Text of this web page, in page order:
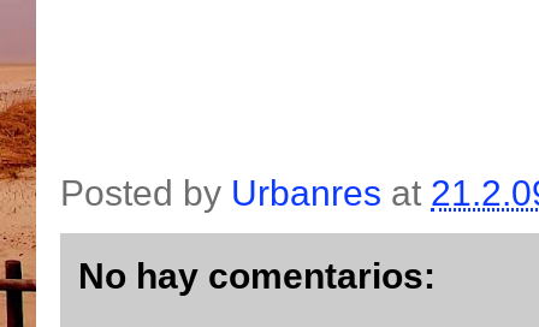
Posted by Urbanres at
No hay comentarios: